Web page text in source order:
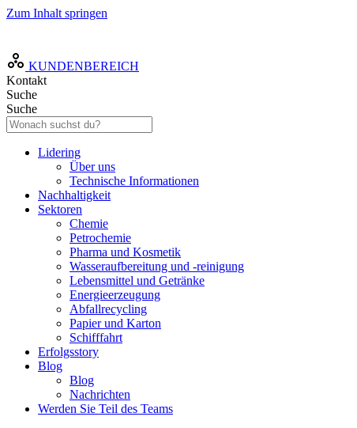
Zum Inhalt springen
KUNDENBEREICH
Kontakt
Suche
Suche
Lidering
Über uns
Technische Informationen
Nachhaltigkeit
Sektoren
Chemie
Petrochemie
Pharma und Kosmetik
Wasseraufbereitung und -reinigung
Lebensmittel und Getränke
Energieerzeugung
Abfallrecycling
Papier und Karton
Schifffahrt
Erfolgsstory
Blog
Blog
Nachrichten
Werden Sie Teil des Teams